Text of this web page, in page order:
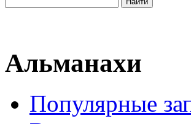
Альманахи
Популярные